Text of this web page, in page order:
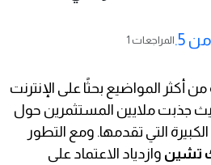
1 المراجعات
من أكثر المواضيع بحثًا على الإنترنت
جذبت ملايين المستثمرين حول
التي تقدمها. ومع التطور
تشين وازدياد الاعتماد على